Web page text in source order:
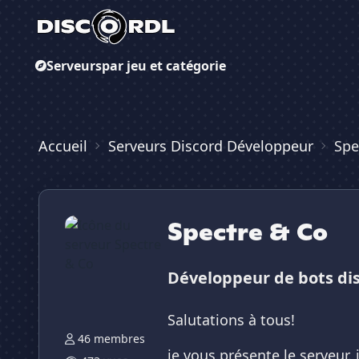
Serveurspar jeu et catégorie
Accueil Serveurs Discord Développeur
46 membres
Spectre & Co
Développeur de bots
Salutations à tous!
je vous présente le